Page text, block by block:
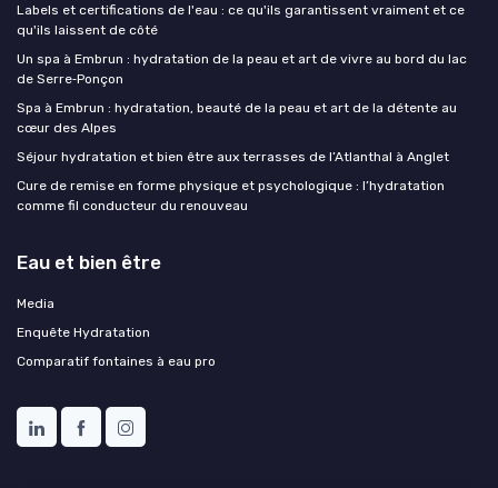
Labels et certifications de l'eau : ce qu'ils garantissent vraiment et ce
qu'ils laissent de côté
Un spa à Embrun : hydratation de la peau et art de vivre au bord du lac
de Serre‑Ponçon
Spa à Embrun : hydratation, beauté de la peau et art de la détente au
cœur des Alpes
Séjour hydratation et bien être aux terrasses de l’Atlanthal à Anglet
Cure de remise en forme physique et psychologique : l’hydratation
comme fil conducteur du renouveau
Eau et bien être
Media
Enquête Hydratation
Comparatif fontaines à eau pro